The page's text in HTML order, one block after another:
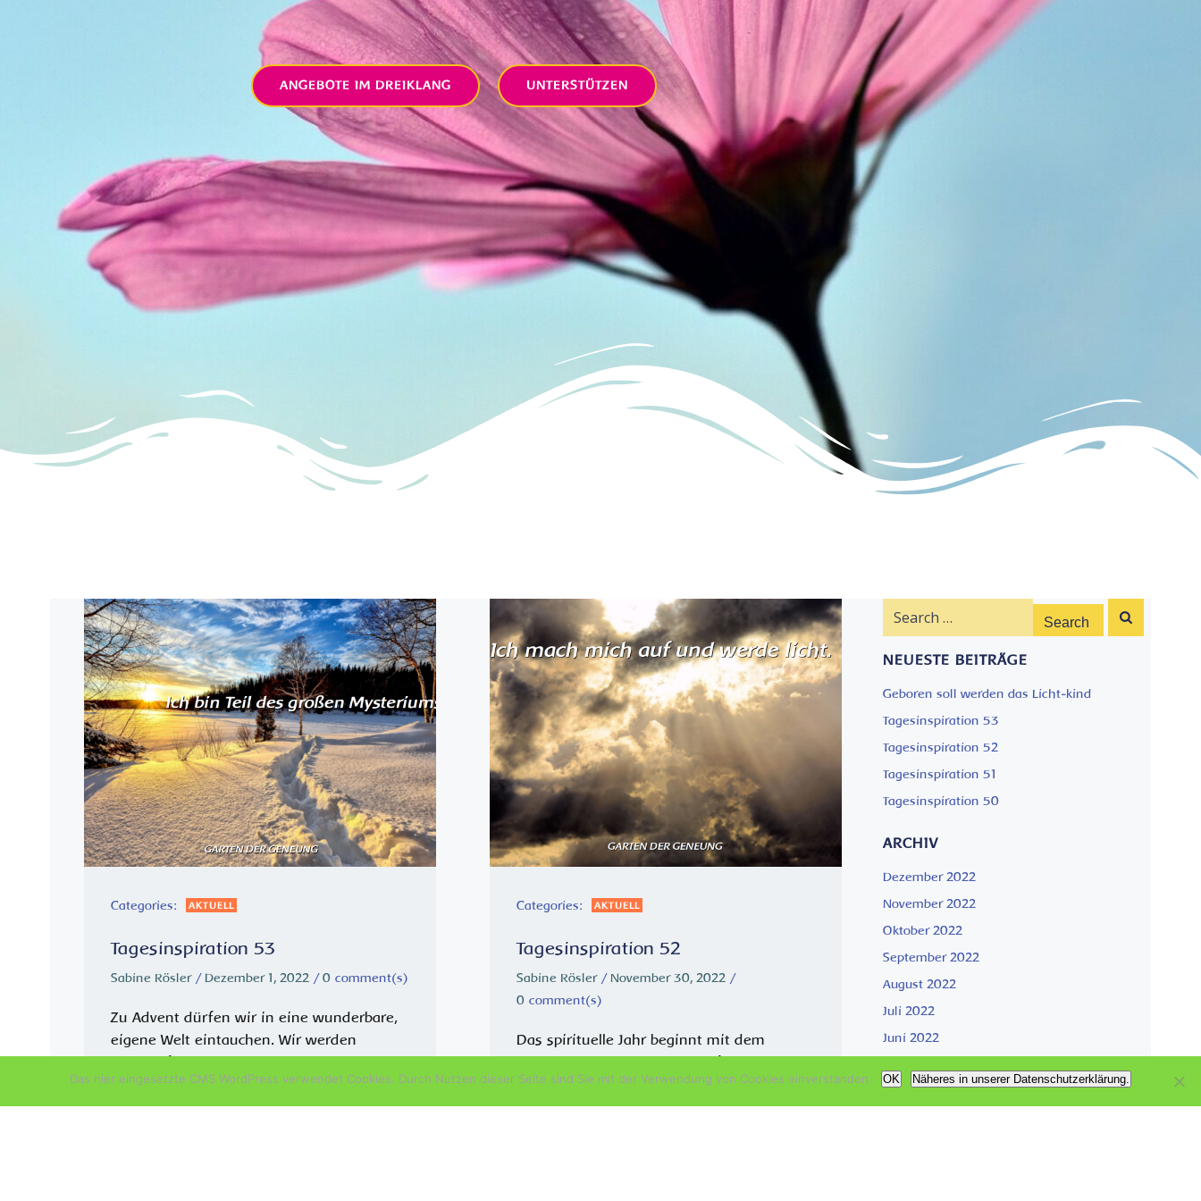
ANGEBOTE IM DREIKLANG UNTERSTÜTZEN
Categories: AKTUELL
Tagesinspiration 53
Sabine Rösler / Dezember 1, 2022 / 0 comment(s)
Zu Advent dürfen wir in eine wunderbare,
eigene Welt eintauchen. Wir werden
Die Sonne kommt jetzt immer später
herauf. „Wie können sie täglich erwarten,
Categories: AKTUELL
Tagesinspiration 52
Sabine Rösler / November 30, 2022 /
0 comment(s)
Das spirituelle Jahr beginnt mit dem
des Lichtkindes, des reinen Menschen in
mir. GÖTTLICHER VATER, DURCHDRINGE
Search
NEUESTE BEITRÄGE
Geboren soll werden das Licht-kind
Tagesinspiration 53
Tagesinspiration 52
Tagesinspiration 51
Tagesinspiration 50
ARCHIV
Dezember 2022
November 2022
Oktober 2022
September 2022
August 2022
Juli 2022
Juni 2022
KATEGORIEN
Das hier eingesetzte CMS WordPress verwendet Cookies. Durch Nutzen dieser Seite sind Sie mit der Verwendung von Cookies einverstanden. OK Näheres in unserer Datenschutzerklärung.